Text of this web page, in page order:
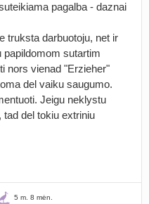
pagalba - daznai
truksta darbuotoju, net ir
papildomom sutartim
nors vienad "Erzieher"
del vaiku saugumo.
Jeigu neklystu
del tokiu extriniu
5 m. 8 mėn.